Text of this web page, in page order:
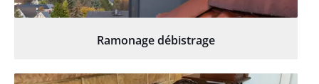
Ramonage débistrage